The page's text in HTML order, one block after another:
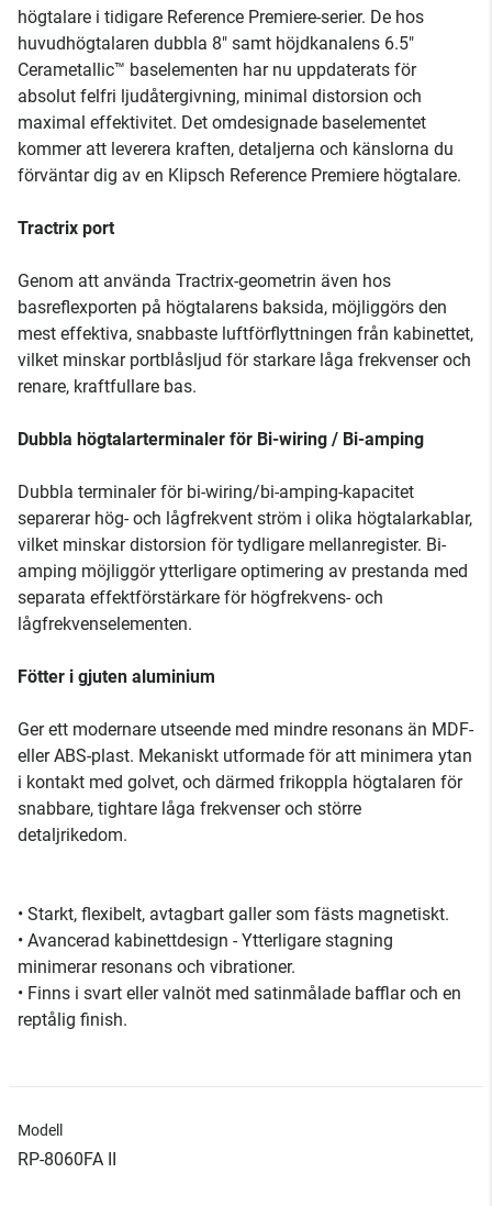
högtalare i tidigare Reference Premiere-serier. De hos
huvudhögtalaren dubbla 8" samt höjdkanalens 6.5"
Cerametallic™ baselementen har nu uppdaterats för
absolut felfri ljudåtergivning, minimal distorsion och
maximal effektivitet. Det omdesignade baselementet
kommer att leverera kraften, detaljerna och känslorna du
förväntar dig av en Klipsch Reference Premiere högtalare.
Tractrix port
Genom att använda Tractrix-geometrin även hos
basreflexporten på högtalarens baksida, möjliggörs den
mest effektiva, snabbaste luftförflyttningen från kabinettet,
vilket minskar portblåsljud för starkare låga frekvenser och
renare, kraftfullare bas.
Dubbla högtalarterminaler för Bi-wiring / Bi-amping
Dubbla terminaler för bi-wiring/bi-amping-kapacitet
separerar hög- och lågfrekvent ström i olika högtalarkablar,
vilket minskar distorsion för tydligare mellanregister. Bi-
amping möjliggör ytterligare optimering av prestanda med
separata effektförstärkare för högfrekvens- och
lågfrekvenselementen.
Fötter i gjuten aluminium
Ger ett modernare utseende med mindre resonans än MDF-
eller ABS-plast. Mekaniskt utformade för att minimera ytan
i kontakt med golvet, och därmed frikoppla högtalaren för
snabbare, tightare låga frekvenser och större
detaljrikedom.
• Starkt, flexibelt, avtagbart galler som fästs magnetiskt.
• Avancerad kabinettdesign - Ytterligare stagning
minimerar resonans och vibrationer.
• Finns i svart eller valnöt med satinmålade bafflar och en
reptålig finish.
Modell
RP-8060FA II